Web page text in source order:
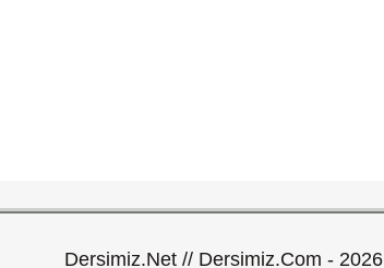
Dersimiz.Net // Dersimiz.Com - 2026